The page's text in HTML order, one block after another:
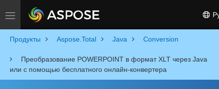
Toggle navigation
Продукты Aspose.Total Java Conversion
Преобразование POWERPOINT в формат XLT через Java
или с помощью бесплатного онлайн-конвертера